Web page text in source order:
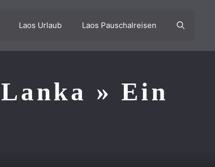
Laos Urlaub Laos Pauschalreisen
» Ein